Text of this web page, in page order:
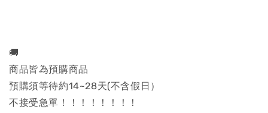
🚚
商品皆為預購商品
預購須等待約14~28天(不含假日）
不接受急單！！！！！！！！